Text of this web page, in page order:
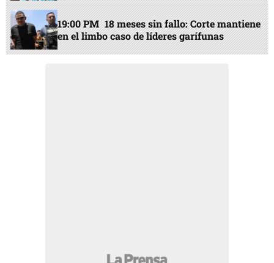
19:00 PM 18 meses sin fallo: Corte mantiene
en el limbo caso de líderes garífunas